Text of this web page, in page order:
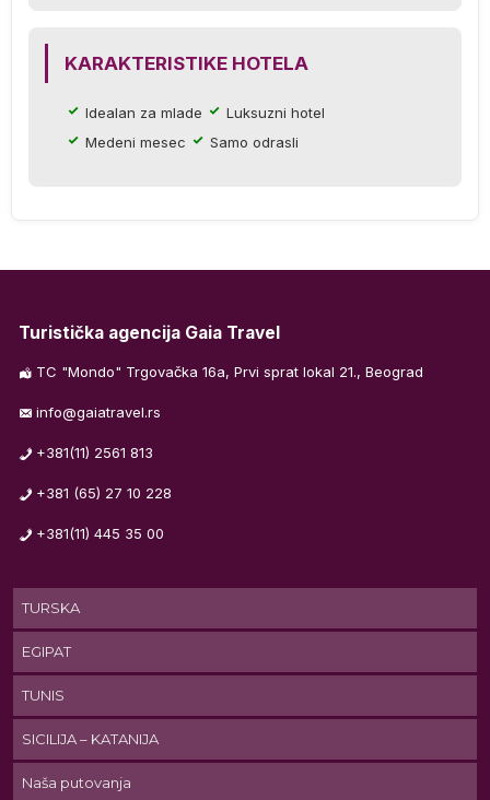
KARAKTERISTIKE HOTELA
Idealan za mlade
Luksuzni hotel
Medeni mesec
Samo odrasli
Turistička agencija Gaia Travel
TC "Mondo" Trgovačka 16a, Prvi sprat lokal 21., Beograd
info@gaiatravel.rs
+381(11) 2561 813
+381 (65) 27 10 228
+381(11) 445 35 00
TURSKA
EGIPAT
TUNIS
SICILIJA – KATANIJA
Naša putovanja